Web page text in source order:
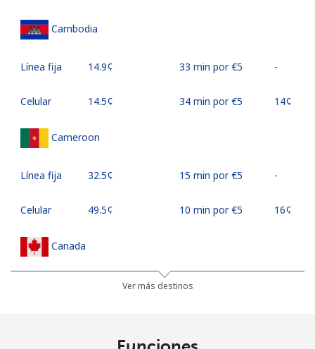
Cambodia
Línea fija ⁦14.9¢⁩ 33 min por ⁦€5⁩ -
Celular ⁦14.5¢⁩ 34 min por ⁦€5⁩ ⁦14¢⁩
Cameroon
Línea fija ⁦32.5¢⁩ 15 min por ⁦€5⁩ -
Celular ⁦49.5¢⁩ 10 min por ⁦€5⁩ ⁦16¢⁩
Canada
333 min por ⁦€5⁩
Ver más destinos